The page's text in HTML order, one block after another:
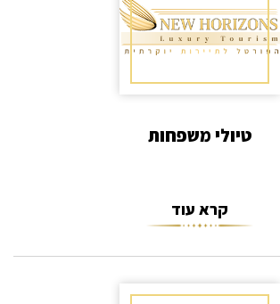
טיולי משפחות
קרא עוד